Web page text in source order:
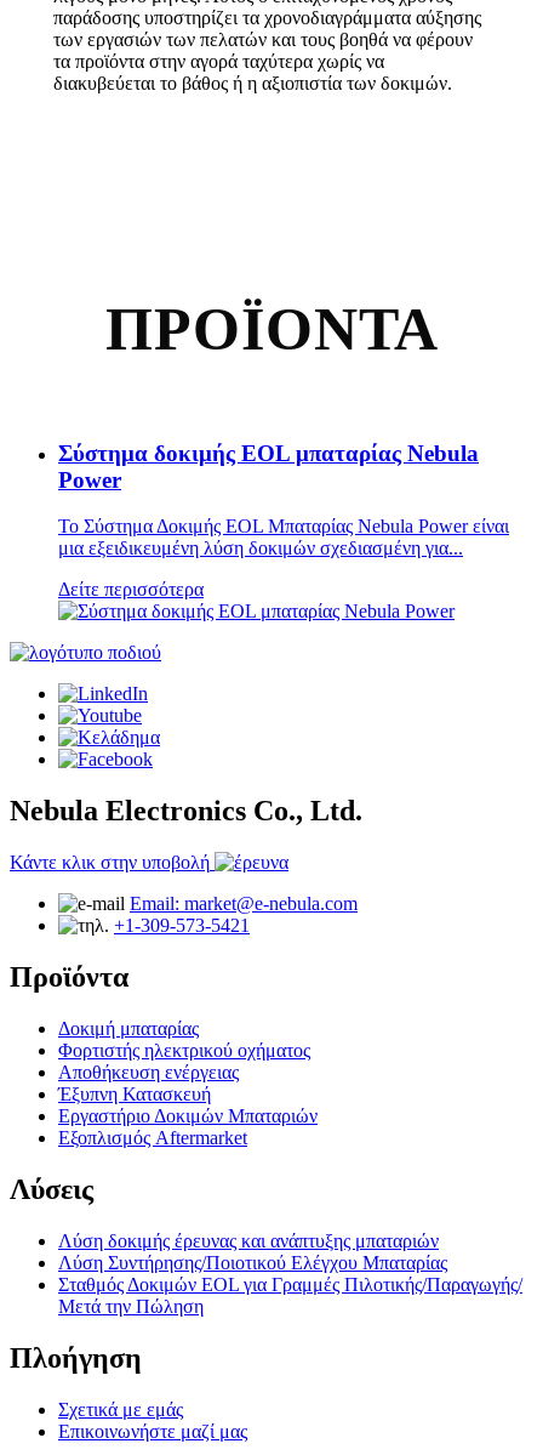
παράδοσης υποστηρίζει τα χρονοδιαγράμματα αύξησης
των εργασιών των πελατών και τους βοηθά να φέρουν
τα προϊόντα στην αγορά ταχύτερα χωρίς να
διακυβεύεται το βάθος ή η αξιοπιστία των δοκιμών.
ΠΡΟΪΟΝΤΑ
Σύστημα δοκιμής EOL μπαταρίας Nebula
Power
Το Σύστημα Δοκιμής EOL Μπαταρίας Nebula Power είναι
μια εξειδικευμένη λύση δοκιμών σχεδιασμένη για...
Δείτε περισσότερα
Nebula Electronics Co., Ltd.
Κάντε κλικ στην υποβολή
Email: market@e-nebula.com
+1-309-573-5421
Προϊόντα
Δοκιμή μπαταρίας
Φορτιστής ηλεκτρικού οχήματος
Αποθήκευση ενέργειας
Έξυπνη Κατασκευή
Εργαστήριο Δοκιμών Μπαταριών
Εξοπλισμός Aftermarket
Λύσεις
Λύση δοκιμής έρευνας και ανάπτυξης μπαταριών
Λύση Συντήρησης/Ποιοτικού Ελέγχου Μπαταρίας
Σταθμός Δοκιμών EOL για Γραμμές Πιλοτικής/Παραγωγής/
Μετά την Πώληση
Πλοήγηση
Σχετικά με εμάς
Επικοινωνήστε μαζί μας